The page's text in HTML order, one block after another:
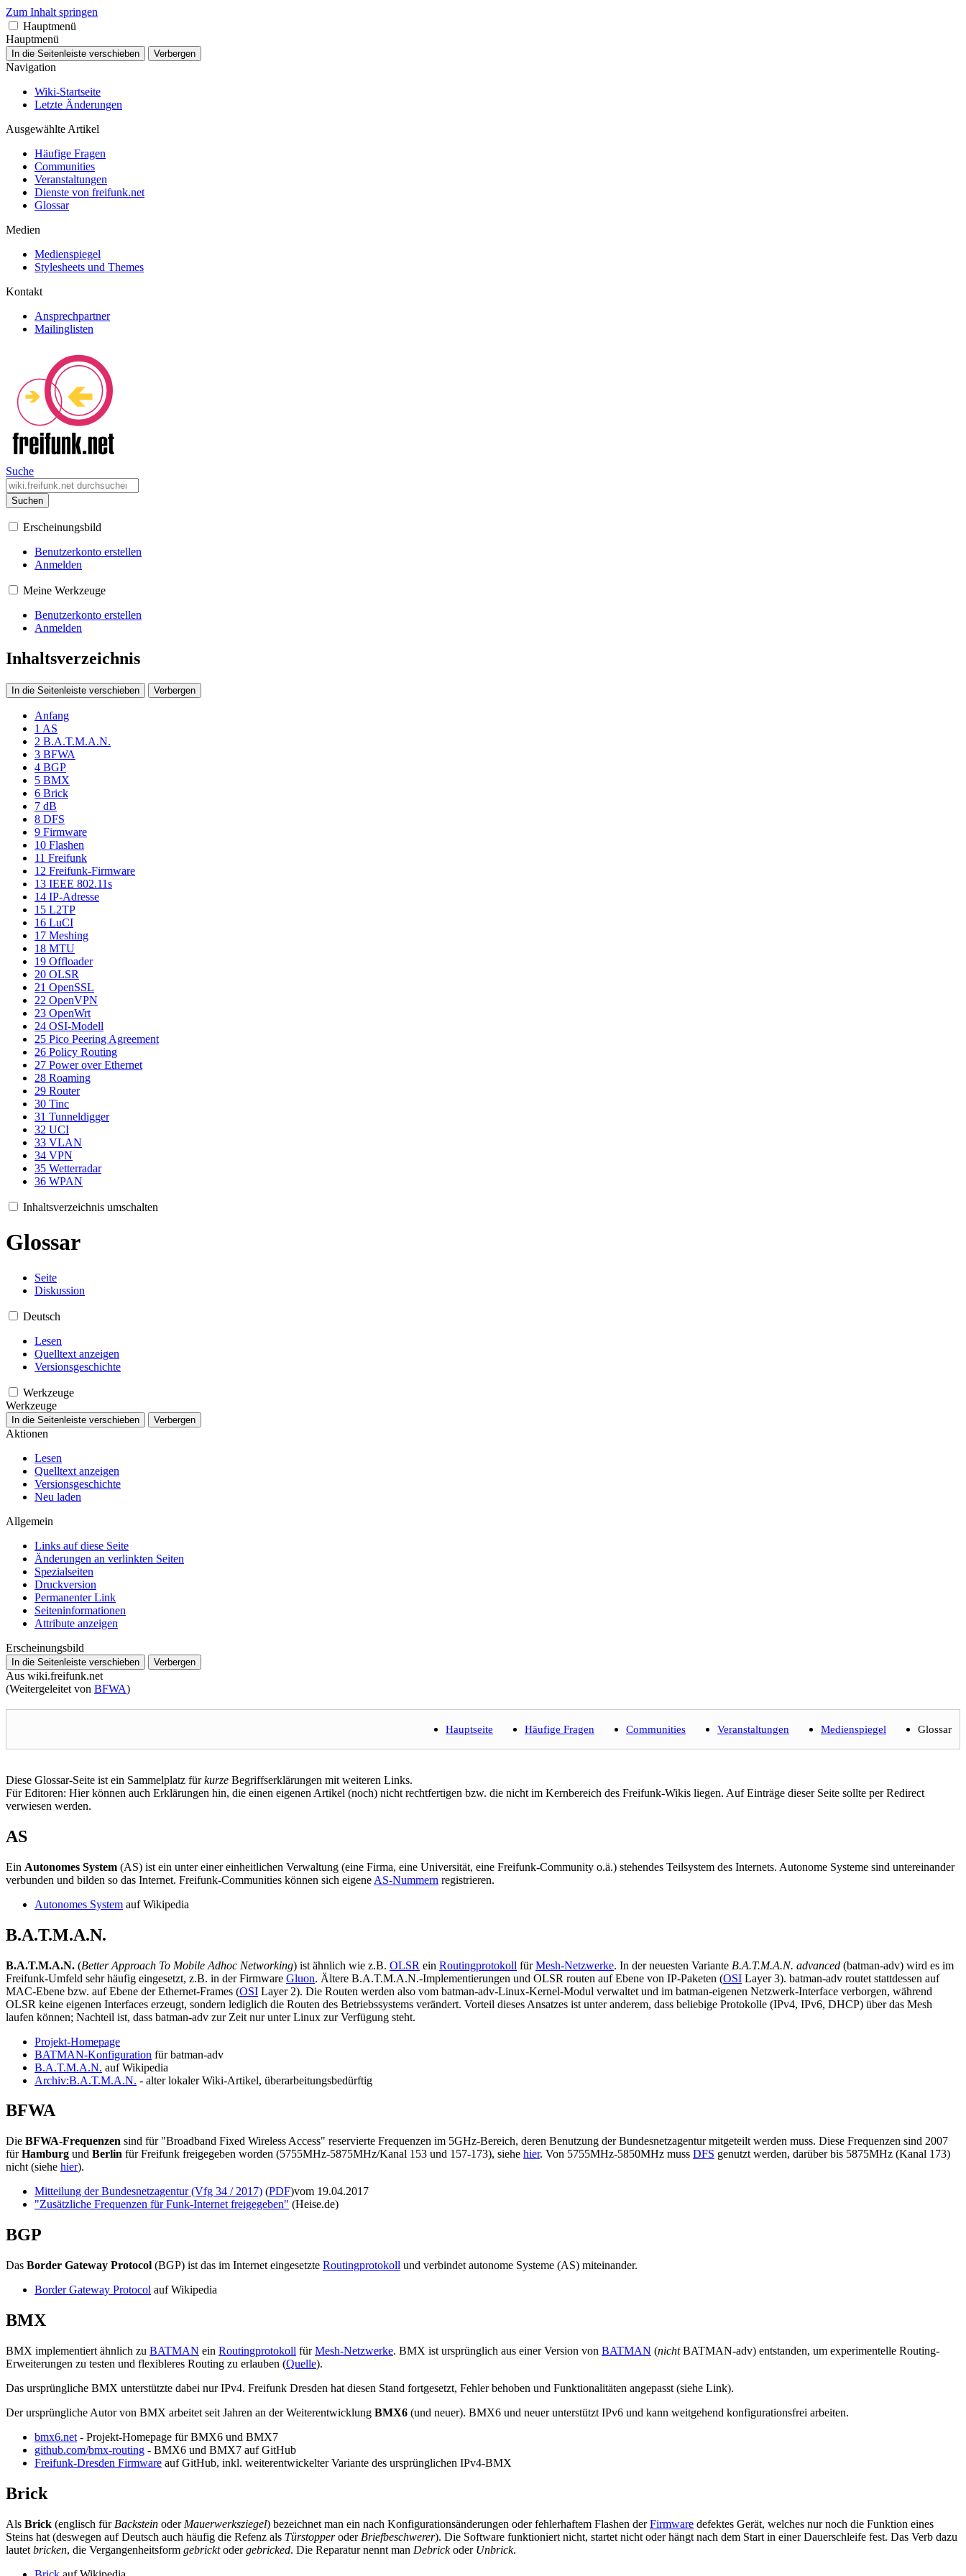
Zum Inhalt springen
Hauptmenü
Hauptmenü
In die Seitenleiste verschieben Verbergen
Navigation
Wiki-Startseite
Letzte Änderungen
Ausgewählte Artikel
Häufige Fragen
Communities
Veranstaltungen
Dienste von freifunk.net
Glossar
Medien
Medienspiegel
Stylesheets und Themes
Kontakt
Ansprechpartner
Mailinglisten
Suche
Suchen
Erscheinungsbild
Benutzerkonto erstellen
Anmelden
Meine Werkzeuge
Benutzerkonto erstellen
Anmelden
Inhaltsverzeichnis
In die Seitenleiste verschieben Verbergen
Anfang
1 AS
2 B.A.T.M.A.N.
3 BFWA
4 BGP
5 BMX
6 Brick
7 dB
8 DFS
9 Firmware
10 Flashen
11 Freifunk
12 Freifunk-Firmware
13 IEEE 802.11s
14 IP-Adresse
15 L2TP
16 LuCI
17 Meshing
18 MTU
19 Offloader
20 OLSR
21 OpenSSL
22 OpenVPN
23 OpenWrt
24 OSI-Modell
25 Pico Peering Agreement
26 Policy Routing
27 Power over Ethernet
28 Roaming
29 Router
30 Tinc
31 Tunneldigger
32 UCI
33 VLAN
34 VPN
35 Wetterradar
36 WPAN
Inhaltsverzeichnis umschalten
Glossar
Seite
Diskussion
Deutsch
Lesen
Quelltext anzeigen
Versionsgeschichte
Werkzeuge
Werkzeuge
In die Seitenleiste verschieben Verbergen
Aktionen
Lesen
Quelltext anzeigen
Versionsgeschichte
Neu laden
Allgemein
Links auf diese Seite
Änderungen an verlinkten Seiten
Spezialseiten
Druckversion
Permanenter Link
Seiten­­informationen
Attribute anzeigen
Erscheinungsbild
In die Seitenleiste verschieben Verbergen
Aus wiki.freifunk.net
(Weitergeleitet von BFWA)
Hauptseite Häufige Fragen Communities Veranstaltungen Medienspiegel Glossar
Diese Glossar-Seite ist ein Sammelplatz fürkurze Begriffserklärungen mit weiteren Links.
Für Editoren: Hier können auch Erklärungen hin, die einen eigenen Artikel (noch) nicht rechtfertigen bzw. die nicht im Kernbereich des Freifunk-Wikis liegen. Auf Einträge dieser Seite sollte per Redirect
verwiesen werden.
AS
Ein Autonomes System (AS) ist ein unter einer einheitlichen Verwaltung (eine Firma, eine Universität, eine Freifunk-Community o.ä.) stehendes Teilsystem des Internets. Autonome Systeme sind untereinander
verbunden und bilden so das Internet. Freifunk-Communities können sich eigene AS-Nummern registrieren.
Autonomes System auf Wikipedia
B.A.T.M.A.N.
B.A.T.M.A.N. (Better Approach To Mobile Adhoc Networking) ist ähnlich wie z.B. OLSR ein Routingprotokoll fürMesh-Netzwerke. In der neuesten Variante B.A.T.M.A.N. advanced (batman-adv) wird es im
Freifunk-Umfeld sehr häufig eingesetzt, z.B. in der Firmware Gluon. Ältere B.A.T.M.A.N.-Implementierungen und OLSR routen auf Ebene von IP-Paketen (OSI Layer 3). batman-adv routet stattdessen auf
MAC-Ebene bzw. auf Ebene der Ethernet-Frames (OSI Layer 2). Die Routen werden also vom batman-adv-Linux-Kernel-Modul verwaltet und im batman-eigenen Netzwerk-Interface verborgen, während
OLSR keine eigenen Interfaces erzeugt, sondern lediglich die Routen des Betriebssystems verändert. Vorteil dieses Ansatzes ist unter anderem, dass beliebige Protokolle (IPv4, IPv6, DHCP) über das Mesh
laufen können; Nachteil ist, dass batman-adv zur Zeit nur unter Linux zur Verfügung steht.
Projekt-Homepage
BATMAN-Konfiguration für batman-adv
B.A.T.M.A.N. auf Wikipedia
Archiv:B.A.T.M.A.N. - alter lokaler Wiki-Artikel, überarbeitungsbedürftig
BFWA
Die BFWA-Frequenzen sind für "Broadband Fixed Wireless Access" reservierte Frequenzen im 5GHz-Bereich, deren Benutzung der Bundesnetzagentur mitgeteilt werden muss. Diese Frequenzen sind 2007
fürHamburg und Berlin für Freifunk freigegeben worden (5755MHz-5875MHz/Kanal 153 und 157-173), siehe hier. Von 5755MHz-5850MHz muss DFS genutzt werden, darüber bis 5875MHz (Kanal 173)
nicht (siehe hier).
Mitteilung der Bundesnetzagentur (Vfg 34 / 2017) (PDF)vom 19.04.2017
"Zusätzliche Frequenzen für Funk-Internet freigegeben" (Heise.de)
BGP
Das Border Gateway Protocol (BGP) ist das im Internet eingesetzte Routingprotokoll und verbindet autonome Systeme (AS) miteinander.
Border Gateway Protocol auf Wikipedia
BMX
BMX implementiert ähnlich zu BATMAN ein Routingprotokoll fürMesh-Netzwerke. BMX ist ursprünglich aus einer Version von BATMAN (nichtBATMAN-adv) entstanden, um experimentelle Routing-
Erweiterungen zu testen und flexibleres Routing zu erlauben (Quelle).
Das ursprüngliche BMX unterstützte dabei nur IPv4. Freifunk Dresden hat diesen Stand fortgesetzt, Fehler behoben und Funktionalitäten angepasst (siehe Link).
Der ursprüngliche Autor von BMX arbeitet seit Jahren an der Weiterentwicklung BMX6 (und neuer). BMX6 und neuer unterstützt IPv6 und kann weitgehend konfigurationsfrei arbeiten.
bmx6.net - Projekt-Homepage für BMX6 und BMX7
github.com/bmx-routing - BMX6 und BMX7 auf GitHub
Freifunk-Dresden Firmware auf GitHub, inkl. weiterentwickelter Variante des ursprünglichen IPv4-BMX
Brick
Als Brick (englisch für Backstein oder Mauerwerksziegel) bezeichnet man ein nach Konfigurationsänderungen oder fehlerhaftem Flashen derFirmware defektes Gerät, welches nur noch die Funktion eines
Steins hat (deswegen auf Deutsch auch häufig die Refenz als Türstopperoder Briefbeschwerer). Die Software funktioniert nicht, startet nicht oder hängt nach dem Start in einer Dauerschleife fest. Das Verb dazu
lautet bricken, die Vergangenheitsform gebricktodergebricked. Die Reparatur nennt man Debrickoder Unbrick.